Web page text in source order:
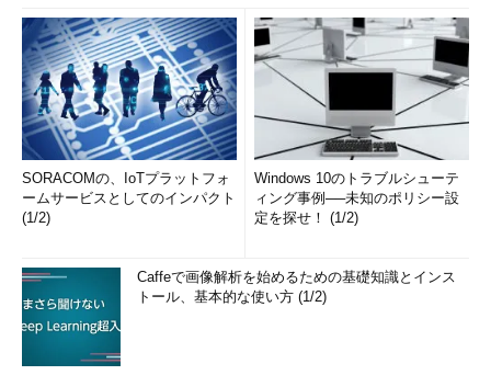
SORACOMの、IoTプラットフォ
ームサービスとしてのインパクト
(1/2)
Windows 10のトラブルシューテ
ィング事例──未知のポリシー設
定を探せ！ (1/2)
Caffeで画像解析を始めるための基礎知識とインス
トール、基本的な使い方 (1/2)